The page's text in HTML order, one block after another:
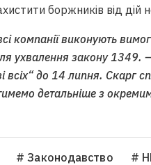
боржників від дій
компанії виконують
ухвалення закону
всіх“ до 14 липня. Скарг
детальніше з
# Законодавство #